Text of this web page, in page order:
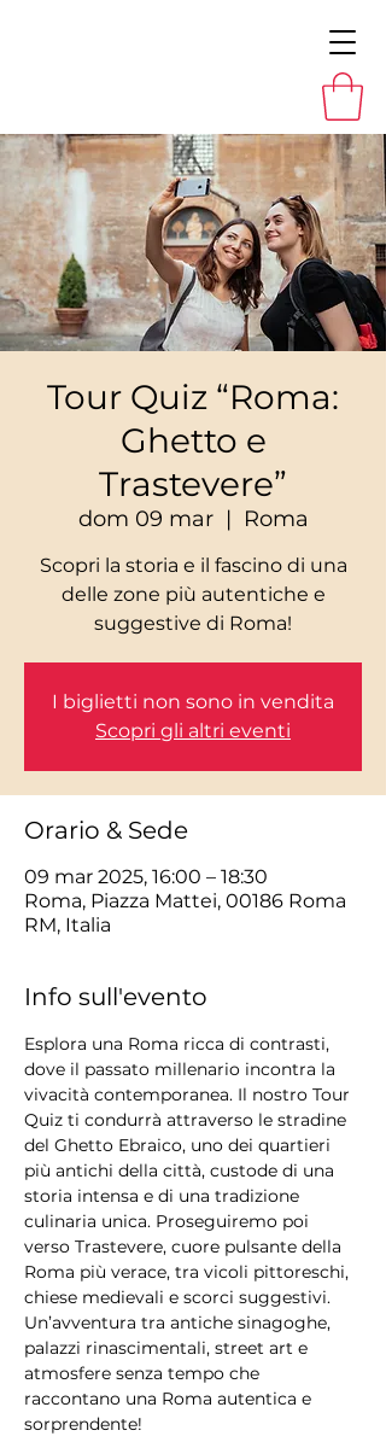
Tour Quiz “Roma:
Ghetto e
Trastevere”
dom 09 mar
  |
Roma
Scopri la storia e il fascino di una
delle zone più autentiche e
I biglietti non sono in vendita
Scopri gli altri eventi
Orario & Sede
09 mar 2025, 16:00 – 18:30
Roma, Piazza Mattei, 00186 Roma
RM, Italia
Info sull'evento
Esplora una Roma ricca di contrasti,
dove il passato millenario incontra la
vivacità contemporanea. Il nostro Tour
Quiz ti condurrà attraverso le stradine
del Ghetto Ebraico, uno dei quartieri
più antichi della città, custode di una
storia intensa e di una tradizione
culinaria unica. Proseguiremo poi
verso Trastevere, cuore pulsante della
Roma più verace, tra vicoli pittoreschi,
chiese medievali e scorci suggestivi.
Un’avventura tra antiche sinagoghe,
palazzi rinascimentali, street art e
atmosfere senza tempo che
raccontano una Roma autentica e
sorprendente!